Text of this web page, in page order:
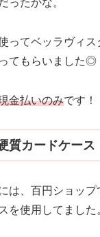
ったかな。
ってベッラヴィ
てもらいました◎
金払いのみです！
質カードケース
は、百円ショッ
を使用してました